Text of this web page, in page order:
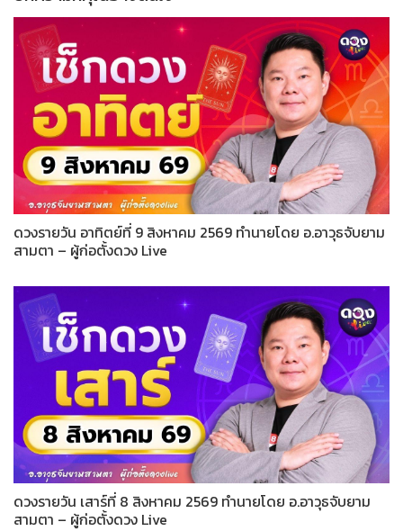
ดวงรายวัน อาทิตย์ที่ 9 สิงหาคม 2569 ทำนายโดย อ.อาวุธจับยาม
สามตา – ผู้ก่อตั้งดวง Live
ดวงรายวัน เสาร์ที่ 8 สิงหาคม 2569 ทำนายโดย อ.อาวุธจับยาม
สามตา – ผู้ก่อตั้งดวง Live